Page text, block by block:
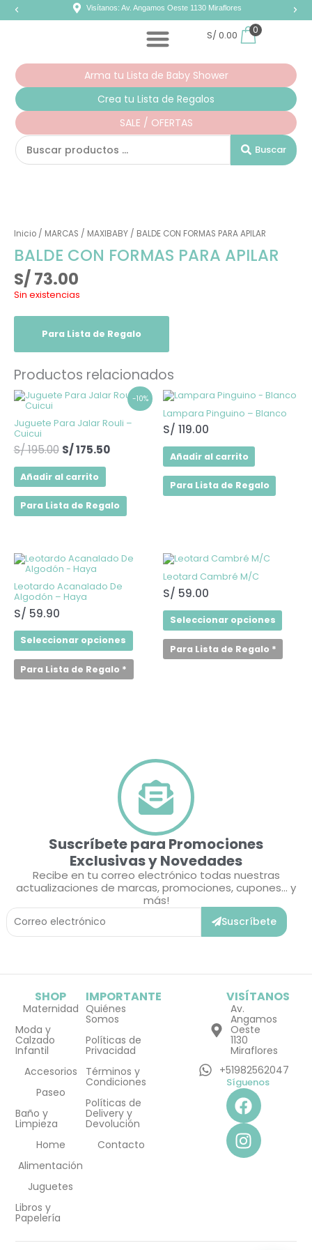
Visítanos: Av. Angamos Oeste 1130 Miraflores
S/ 0.00 0
Arma tu Lista de Baby Shower
Crea tu Lista de Regalos
SALE / OFERTAS
Search
Buscar
Inicio/ MARCAS / MAXIBABY/ BALDE CON FORMAS PARA APILAR
BALDE CON FORMAS PARA APILAR
S/73.00
Sin existencias
Para Lista de Regalo
Productos relacionados
-10%
Juguete Para Jalar Rouli –
Cuicui
S/195.00
El
original
S/ 195.00.
S/175.50
El
precio
actual
S/ 175.50.
Añadir al carrito
Para Lista de Regalo
Lampara Pinguino – Blanco
S/ 119.00
Añadir al carrito
Para Lista de Regalo
Leotardo Acanalado De
Algodón – Haya
S/ 59.90
Seleccionar opciones
Este
producto
múltiples
variantes.
opciones
se
pueden
elegir
en
página
Para Lista de Regalo *
Leotard Cambré M/C
S/ 59.00
Seleccionar opciones
Las
se
en
Para Lista de Regalo *
Suscríbete para Promociones
Exclusivas y Novedades
Recibe en tu correo electrónico todas nuestras
actualizaciones de marcas, promociones, cupones... y
más!
Correo
Electrónico
Suscríbete
SHOP
Maternidad
Moda y
Calzado
Infantil
Accesorios
Paseo
Baño y
Limpieza
Home
Alimentación
Juguetes
Libros y
Papelería
IMPORTANTE
Quiénes
Somos
Políticas de
Privacidad
Términos y
Condiciones
Políticas de
Delivery y
Devolución
Contacto
VISÍTANOS
Av.
Angamos
Oeste
1130
Miraflores
+51982562047
Síguenos
F
a
c
e
b
I
n
s
t
a
m